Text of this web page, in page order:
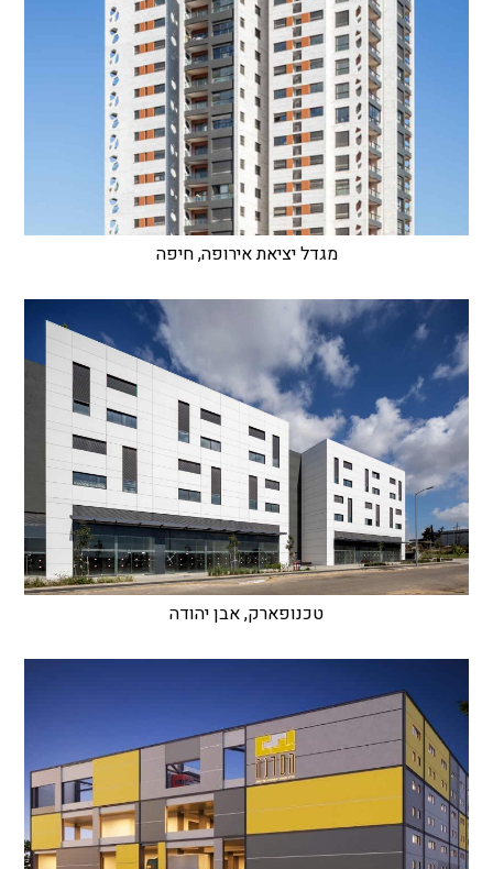
מגדל יציאת אירופה, חיפה
טכנופארק, אבן יהודה